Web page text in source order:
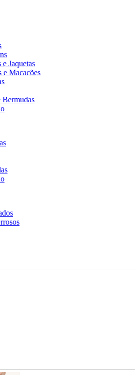
e Jaquetas
e Macacões
Bermudas